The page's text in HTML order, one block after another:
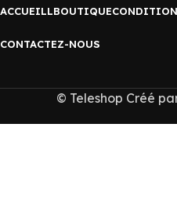
ACCUEILLBOUTIQUE
CONTACTEZ-NOUS
© Teleshop Créé